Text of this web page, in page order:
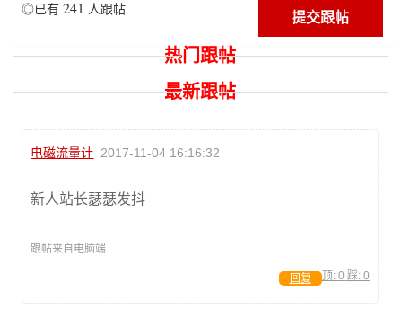
◎已有 241 人跟帖
热门跟帖
最新跟帖
电磁流量计 2017-11-04 16:16:32
新人站长瑟瑟发抖
跟帖来自电脑端
顶: 0 踩: 0
回复